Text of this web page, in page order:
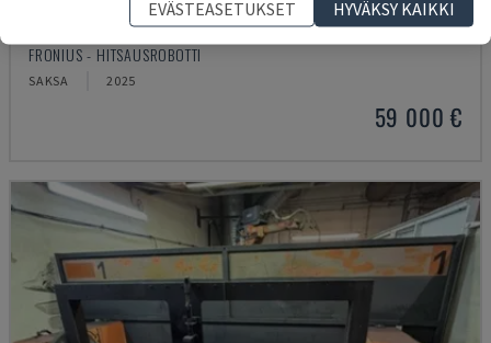
TRANSSTEEL 4000 PULSE WELDING CELL
FRONIUS - HITSAUSROBOTTI
SAKSA 2025
59 000 €
EVÄSTEASETUKSET
HYVÄKSY KAIKKI